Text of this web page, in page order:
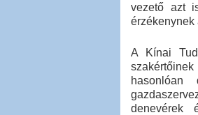
vezető azt
érzékenynek
A Kínai
hasonlóan